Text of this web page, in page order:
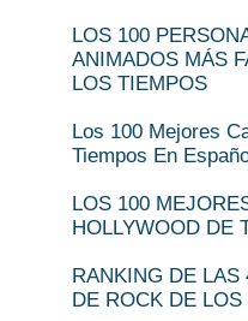
LOS 100
ANIMADOS MÁS
LOS TIEMPOS
Los 100 Mejores
Tiempos En
LOS 100
HOLLYWOOD DE
RANKING DE LAS
DE ROCK DE LOS